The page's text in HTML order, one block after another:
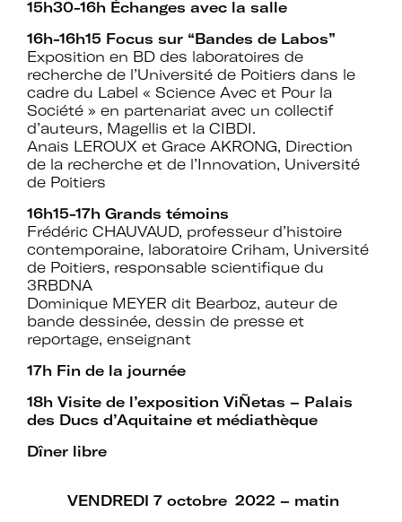
15h30-16h Échanges avec la salle
16h-16h15 Focus sur “Bandes de Labos”
Exposition en BD des laboratoires de
recherche de l’Université de Poitiers dans le
cadre du Label « Science Avec et Pour la
Société » en partenariat avec un collectif
d’auteurs, Magellis et la CIBDI.
Anais LEROUX et Grace AKRONG, Direction
de la recherche et de l’Innovation, Université
de Poitiers
16h15-17h Grands témoins
Frédéric CHAUVAUD, professeur d’histoire
contemporaine, laboratoire Criham, Université
de Poitiers, responsable scientifique du
3RBDNA
Dominique MEYER dit Bearboz, auteur de
bande dessinée, dessin de presse et
reportage, enseignant
17h Fin de la journée
18h Visite de l’exposition ViÑetas – Palais
des Ducs d’Aquitaine et médiathèque
Dîner libre
VENDREDI 7 octobre 2022 – matin